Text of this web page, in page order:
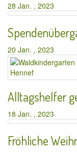
28 Jan. , 2023
20 Jan. , 2023
Alltagshelfer
18 Jan. , 2023
Fröhliche